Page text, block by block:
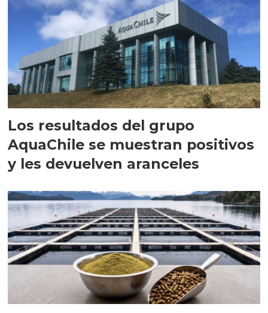
Los resultados del grupo
AquaChile se muestran positivos
y les devuelven aranceles